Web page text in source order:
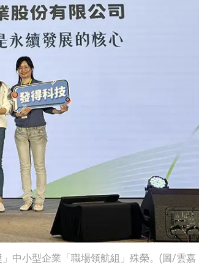
中小型企業「職場領航組」殊榮。(圖/雲嘉